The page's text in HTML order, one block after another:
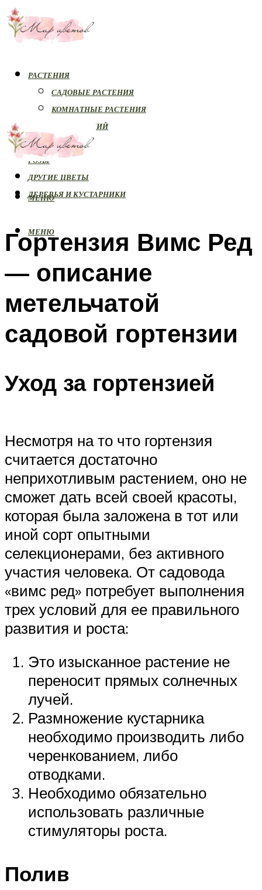
РАСТЕНИЯ
САДОВЫЕ РАСТЕНИЯ
КОМНАТНЫЕ РАСТЕНИЯ
БОЛЕЗНИ РАСТЕНИЙ
ОРХИДЕИ
РОЗЫ
ДРУГИЕ ЦВЕТЫ
ДЕРЕВЬЯ И КУСТАРНИКИ
МЕНЮ
МЕНЮ
Гортензия Вимс Ред
— описание
метельчатой
садовой гортензии
Уход за гортензией
Несмотря на то что гортензия
считается достаточно
неприхотливым растением, оно не
сможет дать всей своей красоты,
которая была заложена в тот или
иной сорт опытными
селекционерами, без активного
участия человека. От садовода
«вимс ред» потребует выполнения
трех условий для ее правильного
развития и роста:
Это изысканное растение не
переносит прямых солнечных
лучей.
Размножение кустарника
необходимо производить либо
черенкованием, либо
отводками.
Необходимо обязательно
использовать различные
стимуляторы роста.
Полив